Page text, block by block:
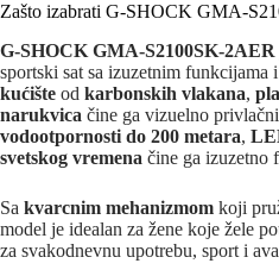
Zašto izabrati G-SHOCK GMA-
G-SHOCK GMA-S2100SK-2AER
sportski sat sa izuzetnim funkcijama
kućište od karbonskih vlakana,
narukvica čine ga vizuelno
vodootpornosti do 200 metara,
svetskog vremena čine ga izuzetno
Sa kvarcnim mehanizmom koji
model je idealan za žene koje žele
za svakodnevnu upotrebu, sport i